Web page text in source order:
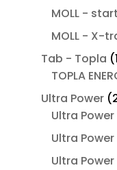
MOLL -
MOLL - X-
Tab - Topla
TOPLA
Ultra Power
Ultra
Ultra
Ultra